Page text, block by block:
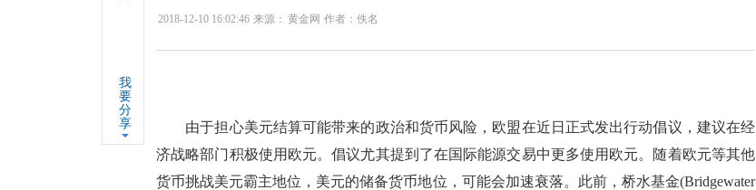
2018-12-10 16:02:46 来源： 黄金网 作者：佚名
我
要
分
享
由于担心美元结算可能带来的政治和货币风险，欧盟在近日正式发出行动倡议，建议在经
济战略部门积极使用欧元。倡议尤其提到了在国际能源交易中更多使用欧元。随着欧元等其他
货币挑战美元霸主地位，美元的储备货币地位，可能会加速衰落。此前，桥水基金(Bridgewater